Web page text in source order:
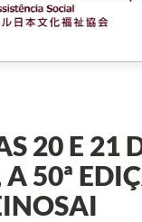
20 E 21
50ª